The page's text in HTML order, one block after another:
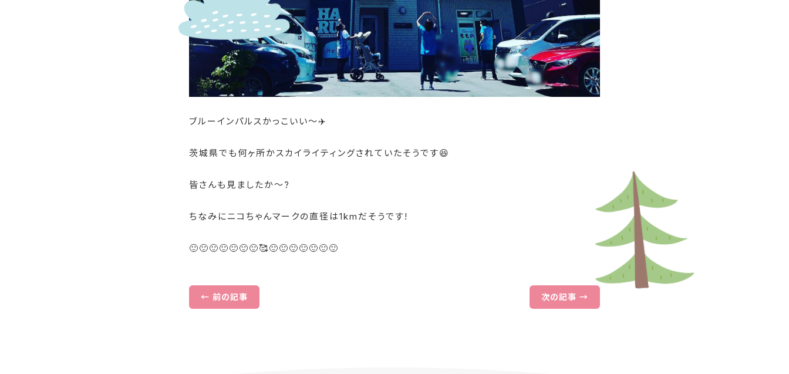
ブルーインパルスかっこいい〜✈️
茨城県でも何ヶ所かスカイライティングされていたそうです😆
皆さんも見ましたか〜?
ちなみにニコちゃんマークの直径は1kmだそうです!
🙂🙂🙂🙂🙂🙂🙂🥰🙂🙂🙂🙂🙂🙂🙂
← 前の記事 次の記事 →